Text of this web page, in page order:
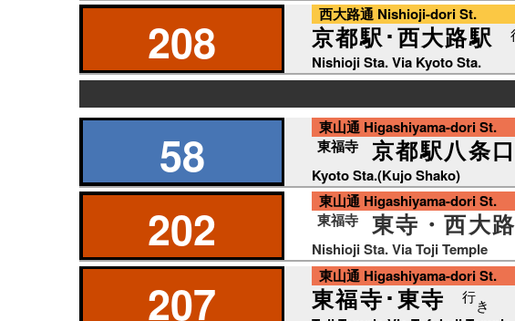
208 西大路通 Nishioji-dori St.
京都駅･西大路駅
Nishioji Sta. Via Kyoto Sta.
の
58
東山通 Higashiyama-dori St.
東福寺
京都駅八条
Kyoto Sta.(Kujo Shako)
202
東山通 Higashiyama-dori St.
東福寺
東寺・西大
Nishioji Sta. Via Toji Temple
207 東山通 Higashiyama-dori St.
東福寺･東寺 行き